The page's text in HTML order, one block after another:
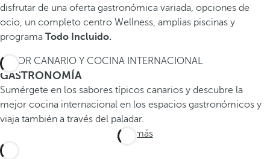
disfrutar de una oferta gastronómica variada, opciones de
ocio, un completo centro Wellness, amplias piscinas y
programa Todo Incluido.
SABOR CANARIO Y COCINA INTERNACIONAL
GASTRONOMÍA
Sumérgete en los sabores típicos canarios y descubre la
mejor cocina internacional en los espacios gastronómicos y
viaja también a través del paladar.
Ver más